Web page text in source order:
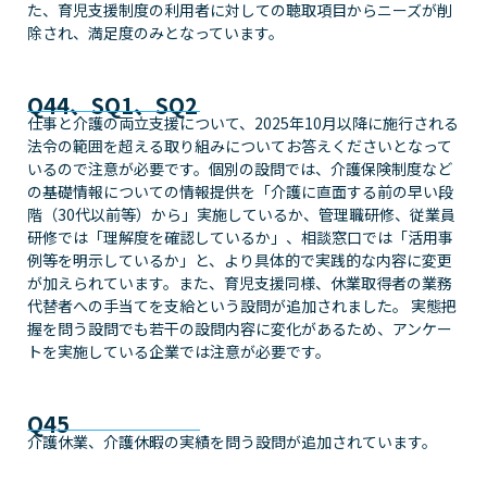
た、育児支援制度の利用者に対しての聴取項目からニーズが削
除され、満足度のみとなっています。
Q44、SQ1、SQ2
仕事と介護の両立支援について、2025年10月以降に施行される
法令の範囲を超える取り組みについてお答えくださいとなって
いるので注意が必要です。個別の設問では、介護保険制度など
の基礎情報についての情報提供を「介護に直面する前の早い段
階（30代以前等）から」実施しているか、管理職研修、従業員
研修では「理解度を確認しているか」、相談窓口では「活用事
例等を明示しているか」と、より具体的で実践的な内容に変更
が加えられています。また、育児支援同様、休業取得者の業務
代替者への手当てを支給という設問が追加されました。 実態把
握を問う設問でも若干の設問内容に変化があるため、アンケー
トを実施している企業では注意が必要です。
Q45
介護休業、介護休暇の実績を問う設問が追加されています。